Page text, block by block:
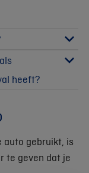
heeft?
auto gebruikt, is
te geven dat je